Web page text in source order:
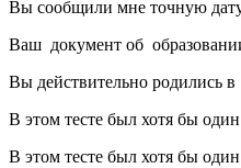
Вы сообщили мне точную
Ваш документ об
Вы действительно родились в
В этом тесте был хотя бы
В этом тесте был хотя бы